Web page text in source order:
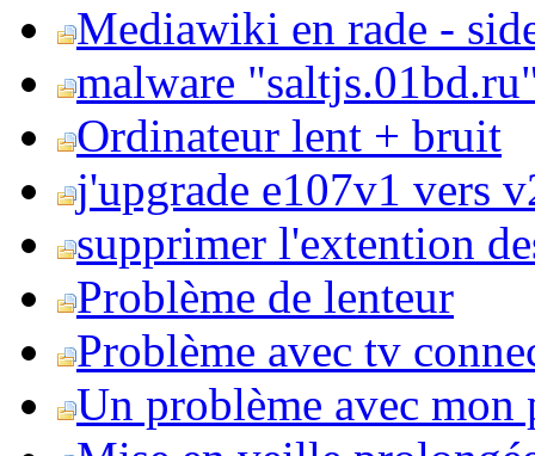
Mediawiki en rade -
malware
Ordinateur lent + bruit
j'upgrade e107v1 vers
supprimer l'extention
Problème de lenteur
Problème avec tv
Un problème avec mon